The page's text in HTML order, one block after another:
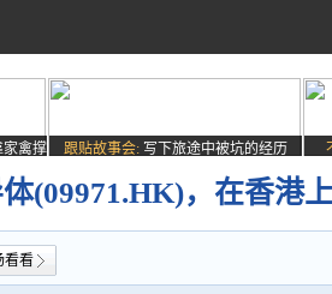
家禽撑
跟贴故事会: 写下旅途中被坑的经历
(09971.HK)，在香港
看看